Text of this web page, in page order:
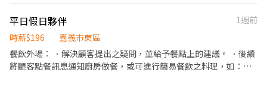
平日假日夥伴
1週前
時薪$196
嘉義市東區
餐飲外場： ．解決顧客提出之疑問，並給予餐點上的建議。 ．後續
將顧客點餐訊息通知廚房做餐，或可進行簡易餐飲之料理，如：調